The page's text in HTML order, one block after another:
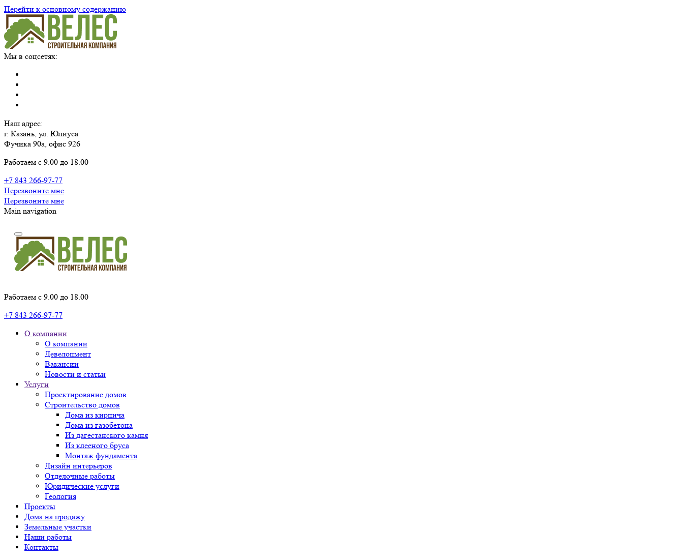
Перейти к основному содержанию
Мы в соцсетях:
Наш адрес:
г. Казань, ул. Юлиуса
Фучика 90а, офис 926
Работаем с 9.00 до 18.00
+7 843 266-97-77
Перезвоните мне
Перезвоните мне
Main navigation
Работаем с 9.00 до 18.00
+7 843 266-97-77
О компании
О компании
Девелопмент
Вакансии
Новости и статьи
Услуги
Проектирование домов
Строительство домов
Дома из кирпича
Дома из газобетона
Из дагестанского камня
Из клееного бруса
Монтаж фундамента
Дизайн интерьеров
Отделочные работы
Юридические услуги
Геология
Проекты
Дома на продажу
Земельные участки
Наши работы
Контакты